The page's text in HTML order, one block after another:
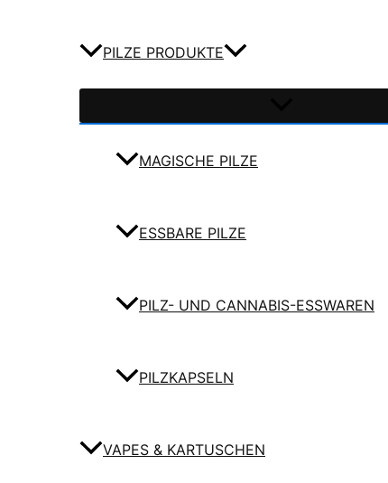
PILZE PRODUKTE
MAGISCHE PILZE
ESSBARE PILZE
PILZ- UND CANNABIS-ESSWAREN
PILZKAPSELN
VAPES & KARTUSCHEN